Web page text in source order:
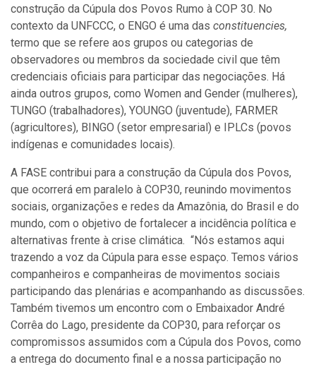
construção da Cúpula dos Povos Rumo à COP 30. No
contexto da UNFCCC, o ENGO é uma das constituencies,
termo que se refere aos grupos ou categorias de
observadores ou membros da sociedade civil que têm
credenciais oficiais para participar das negociações. Há
ainda outros grupos, como Women and Gender (mulheres),
TUNGO (trabalhadores), YOUNGO (juventude), FARMER
(agricultores), BINGO (setor empresarial) e IPLCs (povos
indígenas e comunidades locais).
A FASE contribui para a construção da Cúpula dos Povos,
que ocorrerá em paralelo à COP30, reunindo movimentos
sociais, organizações e redes da Amazônia, do Brasil e do
mundo, com o objetivo de fortalecer a incidência política e
alternativas frente à crise climática. “Nós estamos aqui
trazendo a voz da Cúpula para esse espaço. Temos vários
companheiros e companheiras de movimentos sociais
participando das plenárias e acompanhando as discussões.
Também tivemos um encontro com o Embaixador André
Corrêa do Lago, presidente da COP30, para reforçar os
compromissos assumidos com a Cúpula dos Povos, como
a entrega do documento final e a nossa participação no